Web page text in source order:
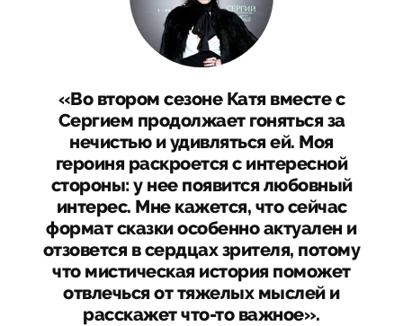
«Во втором сезоне Катя вместе с
Сергием продолжает гоняться за
нечистью и удивляться ей. Моя
героиня раскроется с интересной
стороны: у нее появится любовный
интерес. Мне кажется, что сейчас
формат сказки особенно актуален и
отзовется в сердцах зрителя, потому
что мистическая история поможет
отвлечься от тяжелых мыслей и
расскажет что-то важное».